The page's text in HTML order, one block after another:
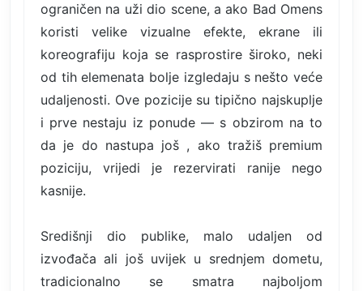
ograničen na uži dio scene, a ako Bad Omens
koristi velike vizualne efekte, ekrane ili
koreografiju koja se rasprostire široko, neki
od tih elemenata bolje izgledaju s nešto veće
udaljenosti. Ove pozicije su tipično najskuplje
i prve nestaju iz ponude — s obzirom na to
da je do nastupa još , ako tražiš premium
poziciju, vrijedi je rezervirati ranije nego
kasnije.
Središnji dio publike, malo udaljen od
izvođača ali još uvijek u srednjem dometu,
tradicionalno se smatra najboljom